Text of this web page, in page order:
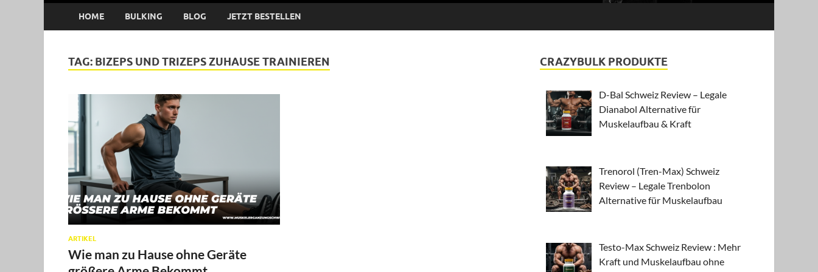
HOME BULKING BLOG JETZT BESTELLEN
TAG: BIZEPS UND TRIZEPS ZUHAUSE TRAINIEREN
ARTIKEL
Wie man zu Hause ohne Geräte
CRAZYBULK PRODUKTE
D-Bal Schweiz Review – Legale
Dianabol Alternative für
Muskelaufbau & Kraft
Trenorol (Tren-Max) Schweiz
Review – Legale Trenbolon
Alternative für Muskelaufbau
Testo-Max Schweiz Review : Mehr
Kraft und Muskelaufbau ohne